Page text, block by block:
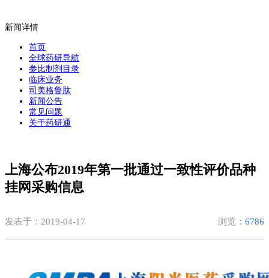
新闻详情
首页
全球药研导航
参比制剂目录
临床业务
司美格鲁肽
新闻公告
常见问题
关于药研通
上海公布2019年第一批通过一致性评价品种
挂网采购信息
发表于：2019-04-17 浏览： 6786